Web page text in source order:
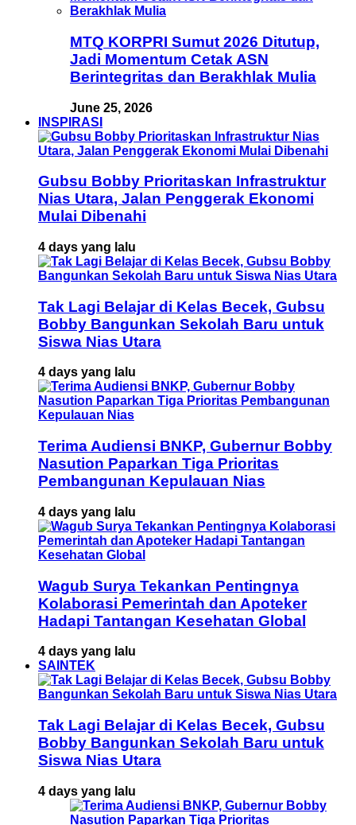
MTQ KORPRI Sumut 2026 Ditutup,
Jadi Momentum Cetak ASN
Berintegritas dan Berakhlak Mulia
June 25, 2026
INSPIRASI
Gubsu Bobby Prioritaskan Infrastruktur
Nias Utara, Jalan Penggerak Ekonomi
Mulai Dibenahi
4 days yang lalu
Tak Lagi Belajar di Kelas Becek, Gubsu
Bobby Bangunkan Sekolah Baru untuk
Siswa Nias Utara
4 days yang lalu
Terima Audiensi BNKP, Gubernur Bobby
Nasution Paparkan Tiga Prioritas
Pembangunan Kepulauan Nias
4 days yang lalu
Wagub Surya Tekankan Pentingnya
Kolaborasi Pemerintah dan Apoteker
Hadapi Tantangan Kesehatan Global
4 days yang lalu
SAINTEK
Tak Lagi Belajar di Kelas Becek, Gubsu
Bobby Bangunkan Sekolah Baru untuk
Siswa Nias Utara
4 days yang lalu